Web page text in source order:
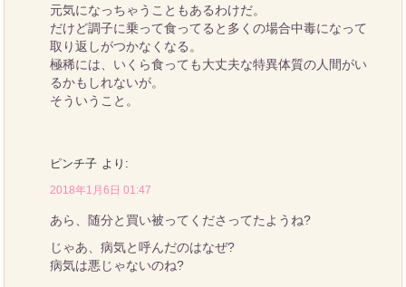
元気になっちゃうこともあるわけだ。
だけど調子に乗って食ってると多くの場合中毒になって
取り返しがつかなくなる。
極稀には、いくら食っても大丈夫な特異体質の人間がい
るかもしれないが。
そういうこと。
ピンチ子 より:
2018年1月6日 01:47
あら、随分と買い被ってくださってたようね?
じゃあ、病気と呼んだのはなぜ?
病気は悪じゃないのね?